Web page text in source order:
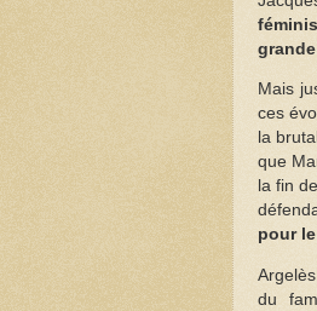
Mais
ces
la
que
la fin
pour
du